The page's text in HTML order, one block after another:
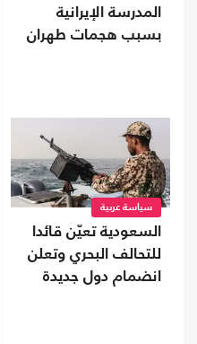
المدرسة الإيرانية
بسبب هجمات طهران
سياسة عربية
السعودية تعيّن قائدا
للتحالف البحري وتعلن
انضمام دول جديدة